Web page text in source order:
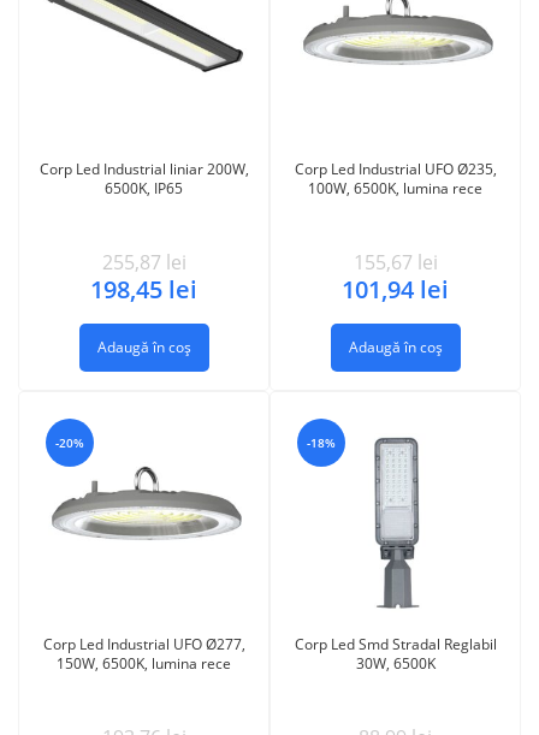
Corp Led Industrial liniar 200W,
6500K, IP65
255,87 lei
198,45 lei
Adaugă în coș
Corp Led Industrial UFO Ø235,
100W, 6500K, lumina rece
155,67 lei
101,94 lei
Adaugă în coș
-20%
Corp Led Industrial UFO Ø277,
150W, 6500K, lumina rece
-18%
Corp Led Smd Stradal Reglabil
30W, 6500K